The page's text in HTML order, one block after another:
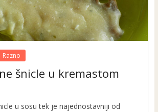
Razno
šnicle u kremastom
u sosu tek je najednostavniji od